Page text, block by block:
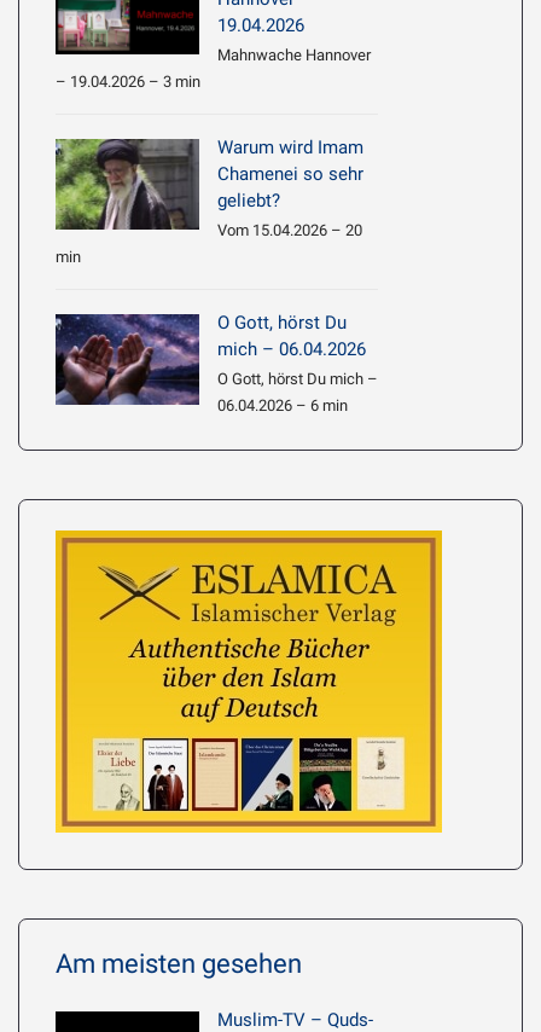
19.04.2026
Mahnwache Hannover
– 19.04.2026 – 3 min
Warum wird Imam
Chamenei so sehr
geliebt?
Vom 15.04.2026 – 20
min
O Gott, hörst Du
mich – 06.04.2026
O Gott, hörst Du mich –
06.04.2026 – 6 min
Am meisten gesehen
Muslim-TV – Quds-